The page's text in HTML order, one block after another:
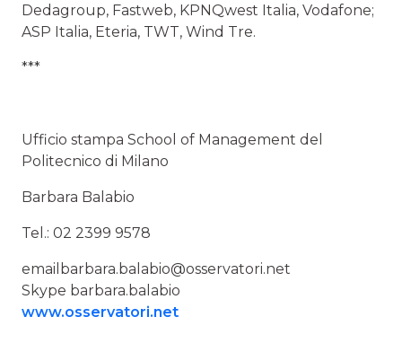
Dedagroup, Fastweb, KPNQwest Italia, Vodafone;
ASP Italia, Eteria, TWT, Wind Tre.
***
Ufficio stampa School of Management del
Politecnico di Milano
Barbara Balabio
Tel.: 02 2399 9578
email barbara.balabio@osservatori.net
Skype barbara.balabio
www.osservatori.net